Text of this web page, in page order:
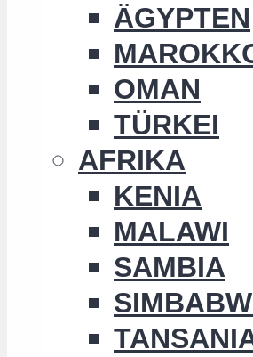
ÄGYPTEN
OMAN
TÜRKEI
AFRIKA
KENIA
MALAWI
SAMBIA